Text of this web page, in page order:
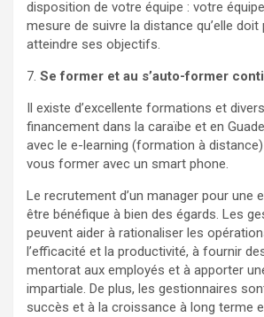
disposition de votre équipe : votre
mesure de suivre la distance qu’elle
atteindre ses objectifs.
7. Se former et au s’auto-former
Il existe d’excellente formations et
financement dans la caraïbe et en
avec le e-learning (formation à
vous former avec un smart phone.
Le recrutement d’un manager pour une
être bénéfique à bien des égards. Les
peuvent aider à rationaliser les
l’efficacité et la productivité, à fournir
mentorat aux employés et à apporter
impartiale. De plus, les gestionnaires
succès et à la croissance à long terme